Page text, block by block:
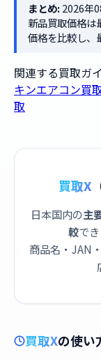
まとめ:2026年
新品買取価格は
価格を比較し、
関連する買取ガ
キンエアコン買
取
買取X
日本国内の主
較で
商品名・JAN
買取Xの使い